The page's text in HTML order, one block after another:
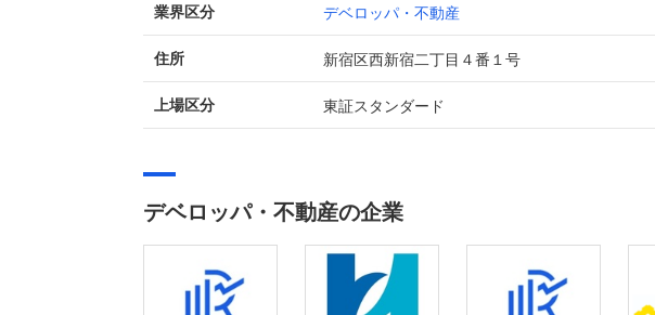
業界区分 デベロッパ・不動産
住所 新宿区西新宿二丁目４番１号
上場区分 東証スタンダード
デベロッパ・不動産の企業